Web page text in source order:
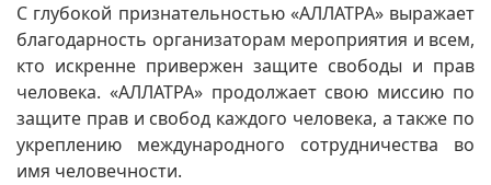
С глубокой признательностью «АЛЛАТРА» выражает
благодарность организаторам мероприятия и всем,
кто искренне привержен защите свободы и прав
человека. «АЛЛАТРА» продолжает свою миссию по
защите прав и свобод каждого человека, а также по
укреплению международного сотрудничества во
имя человечности.